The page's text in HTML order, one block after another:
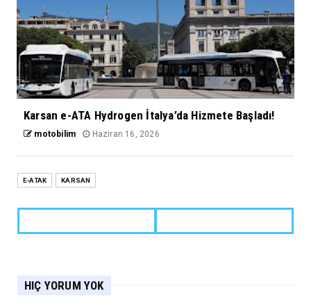
Karsan e-ATA Hydrogen İtalya’da Hizmete Başladı!
motobilim Haziran 16, 2026
E-ATAK KARSAN
HIÇ YORUM YOK